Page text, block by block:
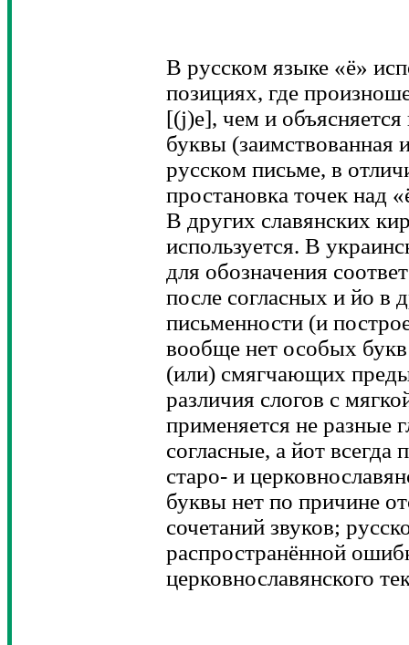
В русском языке «ё»
позициях, где
[(j)e], чем и
буквы (заимствованная
русском письме, в
простановка точек над
В других славянских
используется. В
для обозначения
после согласных и йо в
письменности (и
вообще нет особых
(или) смягчающих
различия слогов с
применяется не разные
согласные, а йот
старо- и
буквы нет по причине
сочетаний звуков;
распространённой
церковнославянского